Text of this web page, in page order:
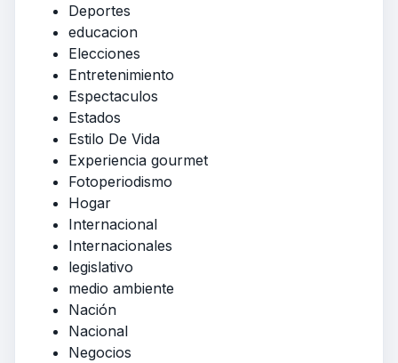
Deportes
educacion
Elecciones
Entretenimiento
Espectaculos
Estados
Estilo De Vida
Experiencia gourmet
Fotoperiodismo
Hogar
Internacional
Internacionales
legislativo
medio ambiente
Nación
Nacional
Negocios